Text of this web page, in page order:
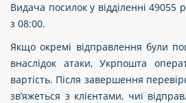
Видача посилок у відділенні 49055
з 08:00.
Якщо окремі відправлення були
внаслідок атаки, Укрпошта
вартість. Після завершення
зв’яжеться з клієнтами, чиї